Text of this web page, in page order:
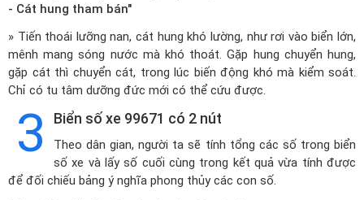
- Cát hung tham bán"
» Tiến thoái lưỡng nan, cát hung khó lường, như rơi vào biển lớn,
mênh mang sóng nước mà khó thoát. Gặp hung chuyển hung,
gặp cát thì chuyển cát, trong lúc biến động khó mà kiểm soát.
Chỉ có tu tâm dưỡng đức mới có thể cứu được.
3 Biển số xe 99671 có 2 nút
Theo dân gian, người ta sẽ tính tổng các số trong biển
số xe và lấy số cuối cùng trong kết quả vừa tính được
để đối chiếu bảng ý nghĩa phong thủy các con số.